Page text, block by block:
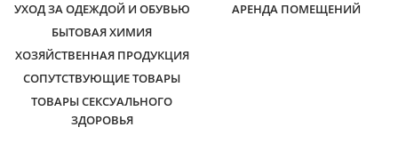
УХОД ЗА ОДЕЖДОЙ И ОБУВЬЮ
БЫТОВАЯ ХИМИЯ
ХОЗЯЙСТВЕННАЯ ПРОДУКЦИЯ
СОПУТСТВУЮЩИЕ ТОВАРЫ
ТОВАРЫ СЕКСУАЛЬНОГО
ЗДОРОВЬЯ
АРЕНДА ПОМЕЩЕНИЙ